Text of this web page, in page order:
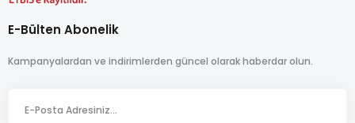
E-Bülten Abonelik
Kampanyalardan ve indirimlerden güncel olarak haberdar olun.